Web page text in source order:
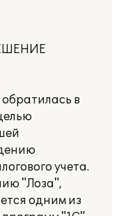
в
учета.
"Лоза",
одним из